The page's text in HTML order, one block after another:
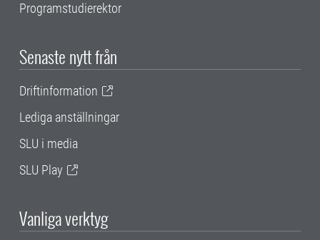
Programstudierektor
Senaste nytt från
Driftinformation
Lediga anställningar
SLU i media
SLU Play
Vanliga verktyg